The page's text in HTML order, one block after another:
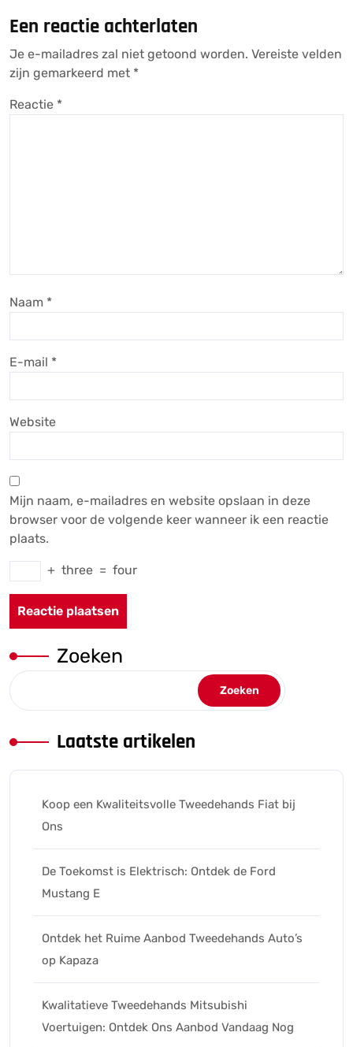
Een reactie achterlaten
Je e-mailadres zal niet getoond worden. Vereiste velden
zijn gemarkeerd met *
Reactie *
Naam *
E-mail *
Website
Mijn naam, e-mailadres en website opslaan in deze
browser voor de volgende keer wanneer ik een reactie
plaats.
+ three = four
Zoeken
Zoeken
Laatste artikelen
Koop een Kwaliteitsvolle Tweedehands Fiat bij
Ons
De Toekomst is Elektrisch: Ontdek de Ford
Mustang E
Ontdek het Ruime Aanbod Tweedehands Auto’s
op Kapaza
Kwalitatieve Tweedehands Mitsubishi
Voertuigen: Ontdek Ons Aanbod Vandaag Nog